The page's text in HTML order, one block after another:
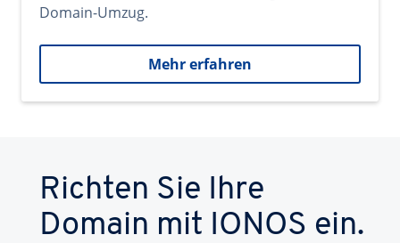
Domain-Umzug.
Mehr erfahren
Richten Sie Ihre
Domain mit IONOS ein.